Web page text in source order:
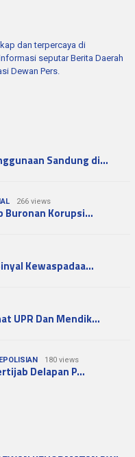
dan terpercaya di
seputar Berita Daerah
Dewan Pers.
Sandung di…
266 views
Buronan Korupsi…
Kewaspadaa…
UPR Dan Mendik…
180 views
Delapan P…